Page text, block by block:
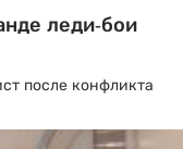
леди-бои
после конфликта